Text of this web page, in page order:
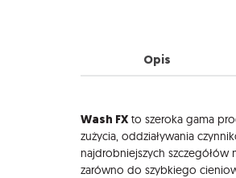
Opis
Opis
Wash FX to szeroka gama
zużycia, oddziaływania
najdrobniejszych
zarówno do szybkiego